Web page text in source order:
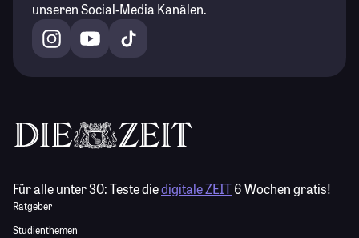
unseren Social-Media Kanälen.
Für alle unter 30:Teste diedigitale ZEIT6 Wochen gratis!
Ratgeber
Studienthemen